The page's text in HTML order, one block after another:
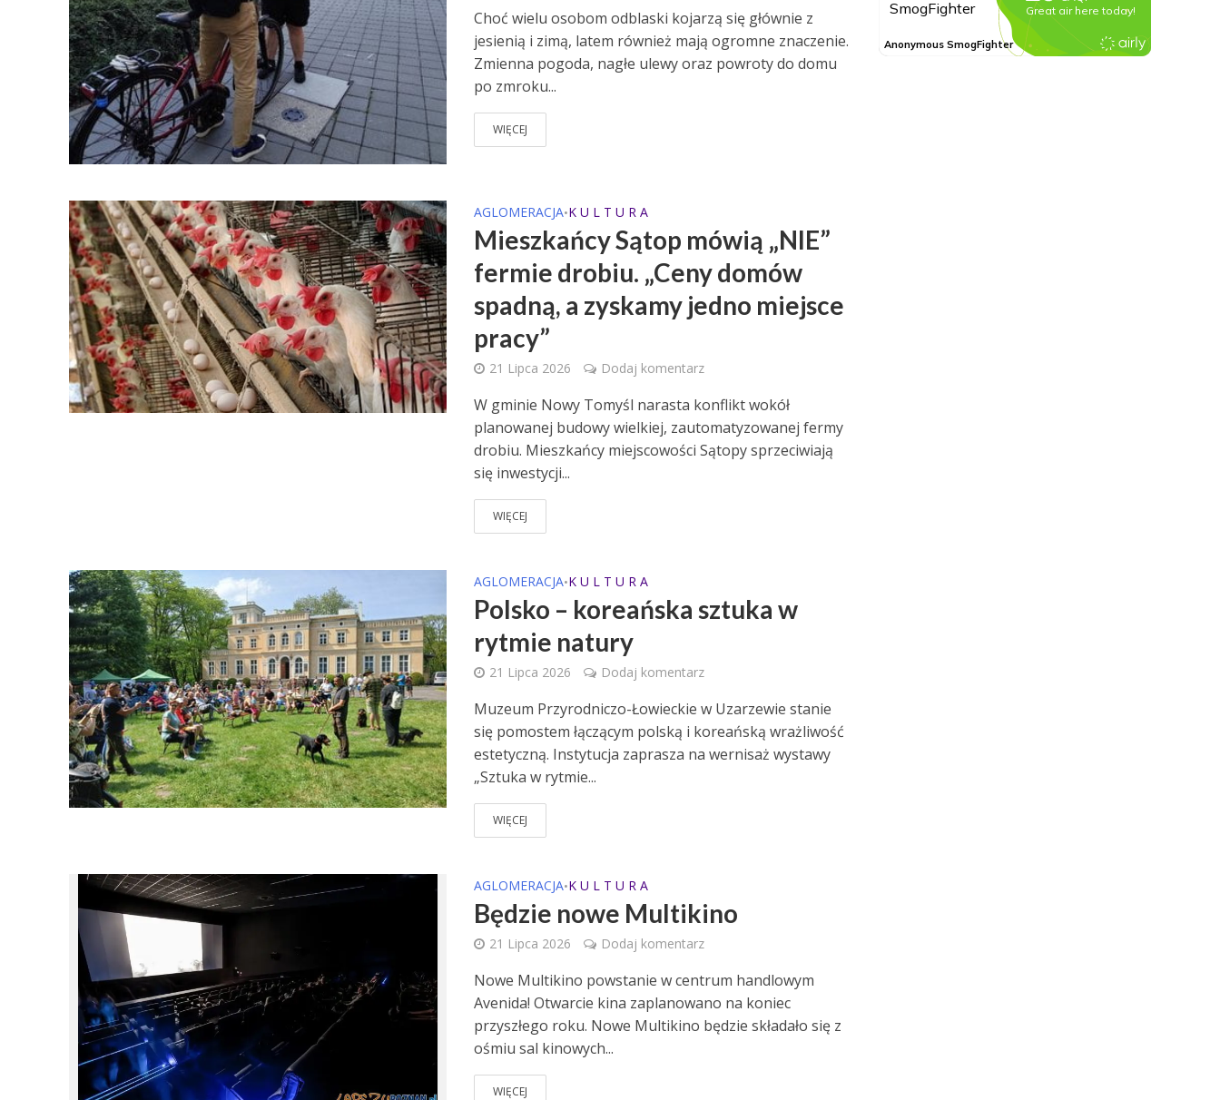
Choć wielu osobom odblaski kojarzą się głównie z
jesienią i zimą, latem również mają ogromne znaczenie.
Zmienna pogoda, nagłe ulewy oraz powroty do domu
po zmroku...
WIĘCEJ
AGLOMERACJA•K U L T U R A
Mieszkańcy Sątop mówią „NIE”
fermie drobiu. „Ceny domów
spadną, a zyskamy jedno miejsce
pracy”
21 Lipca 2026 Dodaj komentarz
W gminie Nowy Tomyśl narasta konflikt wokół
planowanej budowy wielkiej, zautomatyzowanej fermy
drobiu. Mieszkańcy miejscowości Sątopy sprzeciwiają
się inwestycji...
WIĘCEJ
AGLOMERACJA•K U L T U R A
Polsko – koreańska sztuka w
rytmie natury
21 Lipca 2026 Dodaj komentarz
Muzeum Przyrodniczo-Łowieckie w Uzarzewie stanie
się pomostem łączącym polską i koreańską wrażliwość
estetyczną. Instytucja zaprasza na wernisaż wystawy
„Sztuka w rytmie...
WIĘCEJ
AGLOMERACJA•K U L T U R A
Będzie nowe Multikino
21 Lipca 2026 Dodaj komentarz
Nowe Multikino powstanie w centrum handlowym
Avenida! Otwarcie kina zaplanowano na koniec
przyszłego roku. Nowe Multikino będzie składało się z
ośmiu sal kinowych...
WIĘCEJ